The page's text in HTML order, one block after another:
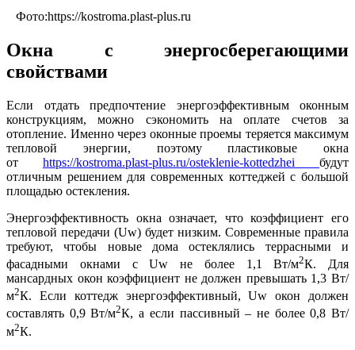
Фото:https://kostroma.plast-plus.ru
Окна с энергосберегающими
свойствами
Если отдать предпочтение энергоэффективным оконным
конструкциям, можно сэкономить на оплате счетов за
отопление. Именно через оконные проемы теряется максимум
тепловой энергии, поэтому пластиковые окна
от https://kostroma.plast-plus.ru/osteklenie-kottedzhei будут
отличным решением для современных коттеджей с большой
площадью остекления.
Энергоэффективность окна означает, что коэффициент его
тепловой передачи (Uw) будет низким. Современные правила
требуют, чтобы новые дома остеклялись террасными и
фасадными окнами с Uw не более 1,1 Вт/м2К. Для
мансардных окон коэффициент не должен превышать 1,3 Вт/
м2К. Если коттедж энергоэффективный, Uw окон должен
составлять 0,9 Вт/м2К, а если пассивный – не более 0,8 Вт/
м2К.